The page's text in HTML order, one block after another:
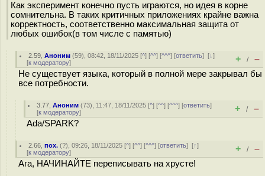
Как эксперимент конечно пусть играются, но идея в корне
сомнительна. В таких критичных приложениях крайне важна
корректность, соответственно максимальная защита от
любых ошибок(в том числе с памятью)
2.59 ,Аноним (59), 08:42, 18/11/2025 [^] [^^] [^^^] [ответить][↓]
[к модератору] + / –
Не существует языка, который в полной мере закрывал бы
все потребности.
3.77 ,Аноним (73), 11:47, 18/11/2025 [^] [^^] [^^^] [ответить]
[к модератору] + / –
Ada/SPARK?
2.66 ,пох. (?), 09:26, 18/11/2025 [^] [^^] [^^^] [ответить][↑]
[к модератору] + / –
Ага, НАЧИНАЙТЕ переписывать на хрусте!